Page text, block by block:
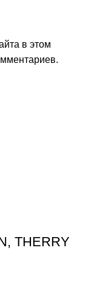
в этом
THERRY